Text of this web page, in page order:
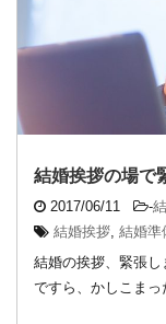
結婚挨拶の場で
2017/06/11 -
結婚挨拶 結婚準
結婚の挨拶、緊張し
ですら、かしこまっ